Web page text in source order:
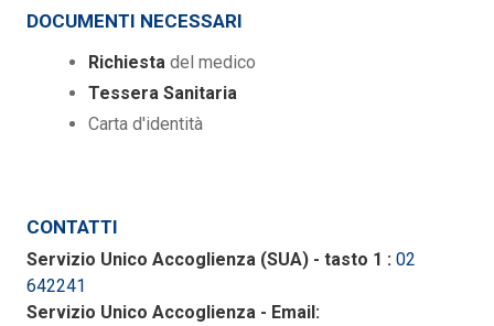
DOCUMENTI NECESSARI
Richiesta del medico
Tessera Sanitaria
Carta d'identità
CONTATTI
Servizio Unico Accoglienza (SUA) - tasto 1 : 02
642241
Servizio Unico Accoglienza - Email: